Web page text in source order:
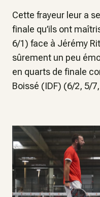
Cette frayeur leur a
finale qu’ils ont
6/1) face à Jérémy
sûrement un peu
en quarts de finale
Boissé (IDF) (6/2, 5/